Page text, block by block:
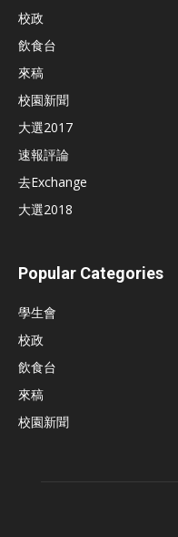
校政
飲食台
來稿
校園新聞
大選2017
速報評論
去Exchange
大選2018
Popular Categories
學生會
校政
飲食台
來稿
校園新聞